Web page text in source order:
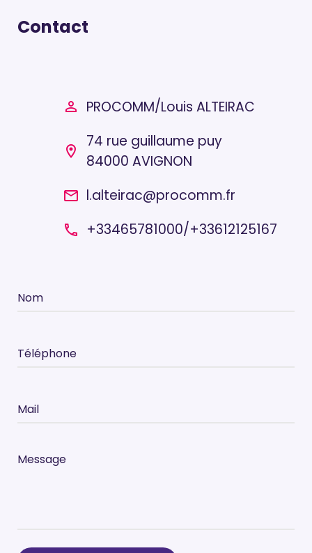
Contact
Nom
Téléphone
Mail
Message
person_outline PROCOMM/Louis ALTEIRAC
location_on
74 rue guillaume puy
84000 AVIGNON
email l.alteirac@procomm.fr
local_phone +33465781000/+33612125167